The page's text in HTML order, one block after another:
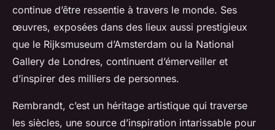
continue d’être ressentie à travers le monde. Ses
œuvres, exposées dans des lieux aussi prestigieux
que le Rijksmuseum d’Amsterdam ou la National
Gallery de Londres, continuent d’émerveiller et
d’inspirer des milliers de personnes.
Rembrandt, c’est un héritage artistique qui traverse
les siècles, une source d’inspiration intarissable pour